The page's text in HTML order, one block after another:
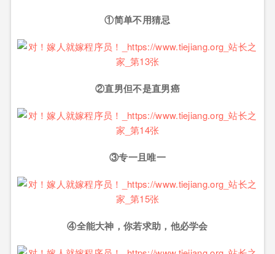
①简单不用猜忌
②直男但不是直男癌
③专一且唯一
④全能大神，你若求助，他必学会